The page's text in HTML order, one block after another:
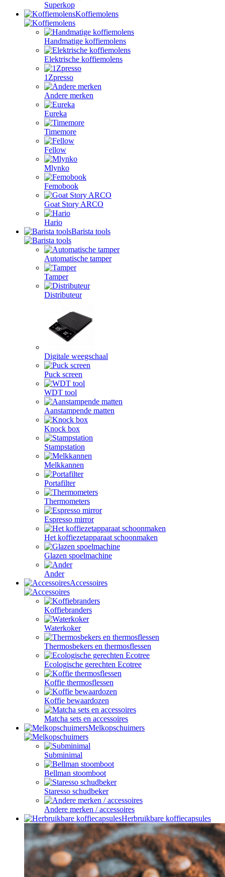
Superkop
Koffiemolens
Handmatige koffiemolens
Elektrische koffiemolens
1Zpresso
Andere merken
Eureka
Timemore
Fellow
Mlynko
Femobook
Goat Story ARCO
Hario
Barista tools
Automatische tamper
Tamper
Distributeur
Digitale weegschaal
Puck screen
WDT tool
Aanstampende matten
Knock box
Stampstation
Melkkannen
Portafilter
Thermometers
Espresso mirror
Het koffiezetapparaat schoonmaken
Glazen spoelmachine
Ander
Accessoires
Koffiebranders
Waterkoker
Thermosbekers en thermosflessen
Ecologische gerechten Ecotree
Koffie thermosflessen
Koffie bewaardozen
Matcha sets en accessoires
Melkopschuimers
Subminimal
Bellman stoomboot
Staresso schudbeker
Andere merken / accessoires
Herbruikbare koffiecapsules